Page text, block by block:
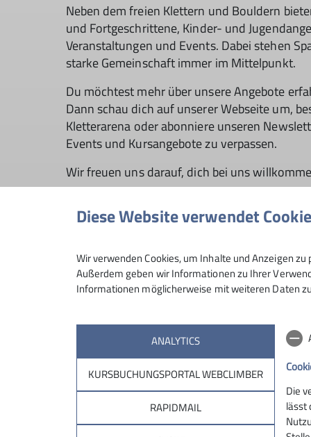
Neben dem freien Klettern und Bouldern
und Fortgeschrittene, Kinder- und
Veranstaltungen und Events. Dabei stehen
starke Gemeinschaft immer im Mittelpunkt.
Du möchtest mehr über unsere Angebote
Dann schau dich auf unserer Webseite um,
Kletterarena oder abonniere unseren
Events und Kursangebote zu verpassen.
Wir freuen uns darauf, dich bei uns
News & Updates
in der Kletterarena
News: Neue
Diese Website verwendet
Wir verwenden Cookies, um Inhalte und Anzeigen
Außerdem geben wir Informationen zu Ihrer
Informationen möglicherweise mit weiteren Daten
ANALYTICS
KURSBUCHUNGSPORTAL WEBCLIMBER
RAPIDMAIL
Die
lässt